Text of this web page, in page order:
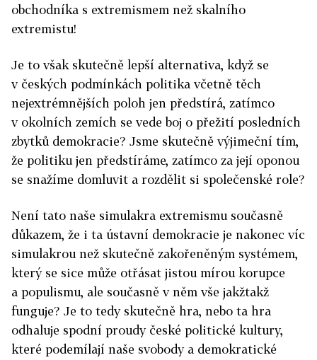
obchodníka s extremismem než skalního
extremistu!
Je to však skutečně lepší alternativa, když se
v českých podmínkách politika včetně těch
nejextrémnějších poloh jen předstírá, zatímco
v okolních zemích se vede boj o přežití posledních
zbytků demokracie? Jsme skutečně výjimeční tím,
že politiku jen předstíráme, zatímco za její oponou
se snažíme domluvit a rozdělit si společenské role?
Není tato naše simulakra extremismu současně
důkazem, že i ta ústavní demokracie je nakonec víc
simulakrou než skutečně zakořeněným systémem,
který se sice může otřásat jistou mírou korupce
a populismu, ale současně v něm vše jakžtakž
funguje? Je to tedy skutečně hra, nebo ta hra
odhaluje spodní proudy české politické kultury,
které podemílají naše svobody a demokratické